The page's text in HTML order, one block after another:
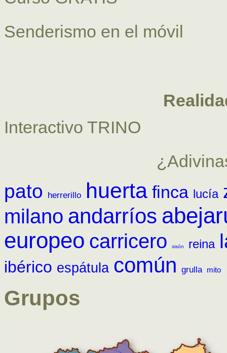
Senderismo en el móvil
Interactivo TRINO
pato herrerillo huerta finca lucía
milano andarríos
europeo carricero sisón reina
ibérico espátula común grulla mito
Grupos